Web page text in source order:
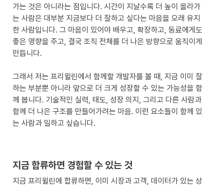
가는 것은 아니라는 점입니다. 시간이 지날수록 더 높이 올라가
는 사람은 대부분 지금보다 더 잘하고 싶다는 마음을 오래 유지
한 사람입니다. 그 마음이 있어야 배우고, 확장하고, 동료에게도
좋은 영향을 주고, 결국 조직 전체를 더 나은 방향으로 움직이게
만듭니다.
그래서 저는 프리윌린에서 함께할 개발자를 볼 때, 지금 이미 잘
하는 부분뿐 아니라 앞으로 더 크게 성장할 수 있는 가능성을 함
께 봅니다. 기술적인 실력, 태도, 성장 의지, 그리고 다른 사람과
함께 더 나은 구조를 만들어가려는 마음. 이런 요소들이 함께 있
는 사람과 일하고 싶습니다.
지금 합류하면 경험할 수 있는 것
지금 프리윌린에 합류하면, 이미 시장과 고객, 데이터가 있는 상